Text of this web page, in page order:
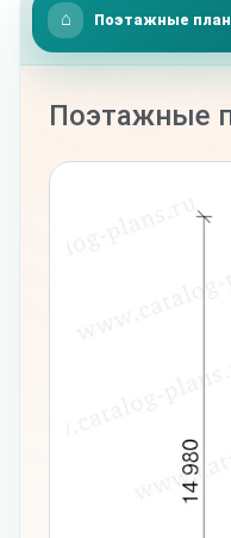
Поэтажные
Поэтажные